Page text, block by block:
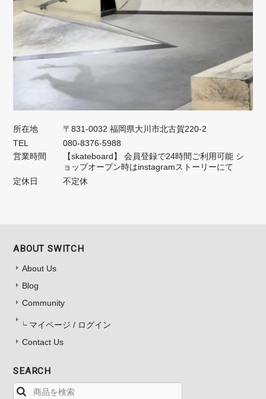
所在地
〒831-0032 福岡県大川市北古賀220-2
TEL
080-8376-5988
営業時間
【skateboard】 会員登録で24時間ご利用可能 シ
ョップオープン時はinstagramストーリーにて
定休日
不定休
ABOUT SWITCH
About Us
Blog
Community
マイページ / ログイン
Contact Us
SEARCH